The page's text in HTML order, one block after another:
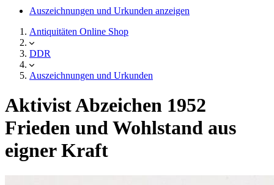
Auszeichnungen und Urkunden anzeigen
Antiquitäten Online Shop
DDR
Auszeichnungen und Urkunden
Aktivist Abzeichen 1952
Frieden und Wohlstand aus
eigner Kraft